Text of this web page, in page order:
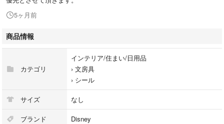
5ヶ月前
商品情報
カテゴリ
インテリア/住まい/日用品
› 文房具
› シール
サイズ なし
ブランド Disney